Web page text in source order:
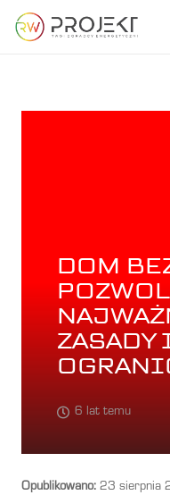
DOM
ZASADY
6 lat temu
Opublikowano: 23 sierpnia